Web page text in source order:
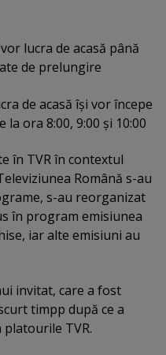
lucra de acasă până
de prelungire
de acasă îşi vor începe
ora 8:00, 9:00 şi 10:00
în TVR în contextul
Română s-au
s-au reorganizat
în program emisiunea
iar alte emisiuni au
invitat, care a fost
timpp după ce a
TVR.